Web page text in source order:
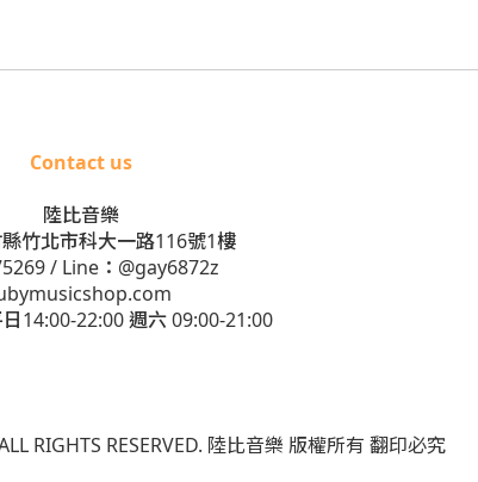
Contact us
陸比音樂
竹北市科大一路116號1樓
/ Line： @gay6872z
14:00-22:00 週六 09:00-21:00
RIGHTS RESERVED. 陸比音樂 版權所有 翻印必究